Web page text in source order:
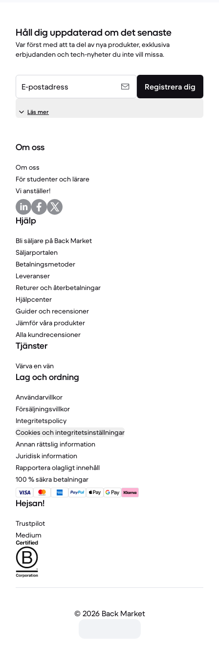
Håll dig uppdaterad om det senaste
Var först med att ta del av nya produkter, exklusiva
erbjudanden och tech-nyheter du inte vill missa.
E-postadress Registrera dig
Läs mer
Om oss
Om oss
För studenter och lärare
Vi anställer!
Hjälp
Bli säljare på Back Market
Säljarportalen
Betalningsmetoder
Leveranser
Returer och återbetalningar
Hjälpcenter
Guider och recensioner
Jämför våra produkter
Alla kundrecensioner
Tjänster
Värva en vän
Lag och ordning
Användarvillkor
Försäljningsvillkor
Integritetspolicy
Cookies och integritetsinställningar
Annan rättslig information
Juridisk information
Rapportera olagligt innehåll
100 % säkra betalningar
Hejsan!
Trustpilot
Medium
© 2026 Back Market